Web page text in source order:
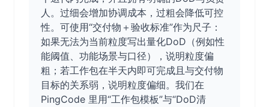
人。过细会增加协调成本，过粗会降低可控
性。可使用“交付物＋验收标准”作为尺子：
如果无法为当前粒度写出量化DoD（例如性
能阈值、功能场景与口径），说明粒度偏
粗；若工作包在半天内即可完成且与交付物
目标的关系弱，说明粒度偏细。我们在
PingCode 里用“工作包模板”与“DoD清